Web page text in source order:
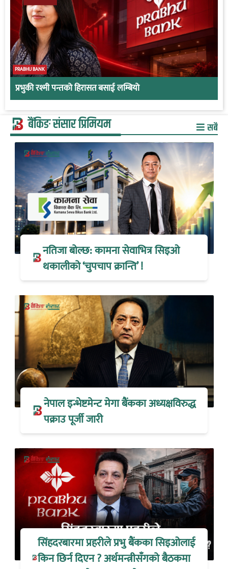
PRABHU BANK
प्रभुकी रश्मी पन्तको हिरासत बसाई लम्बियो
बैंकिङ संसार प्रिमियम सबै
नतिजा बोल्छ: कामना सेवाभित्र सिइओ
थकालीको ‘चुपचाप क्रान्ति’ !
नेपाल इन्भेष्टमेन्ट मेगा बैंकका अध्यक्षविरुद्ध
पक्राउ पूर्जी जारी
सिंहदरबारमा प्रहरीले प्रभु बैंकका सिइओलाई
किन छिर्न दिएन ? अर्थमन्त्रीसँगको बैठकमा